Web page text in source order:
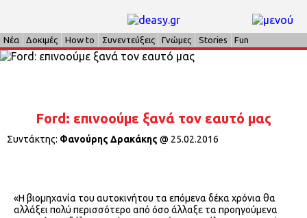
Νέα Δοκιμές How to Συνεντεύξεις Γνώμες Stories Fun
Ford: επινοούμε ξανά τον εαυτό μας
Συντάκτης: Φανούρης Δρακάκης @ 25.02.2016
«Η βιομηχανία του αυτοκινήτου τα επόμενα δέκα χρόνια θα
αλλάξει πολύ περισσότερο από όσο άλλαξε τα προηγούμενα